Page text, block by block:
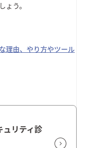
う。
理由、やり方やツール
ュリティ診